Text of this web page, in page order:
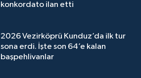
konkordato ilan etti
2026 Vezirköprü Kunduz’da ilk tur
sona erdi. İşte son 64’e kalan
başpehlivanlar